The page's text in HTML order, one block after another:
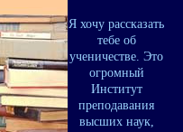
Я хочу рассказать
тебе об
ученичестве. Это
огромный
Институт
преподавания
высших наук,